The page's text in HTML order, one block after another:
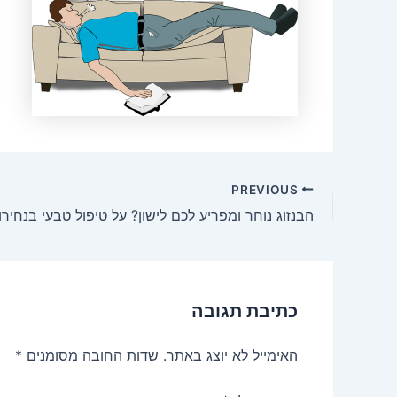
Post
navigation
הבנזוג נוחר ומפריע לכם לישון? על טיפול טבעי
כתיבת תגובה
האימייל לא יוצג באתר. שדות החובה מסומנים *